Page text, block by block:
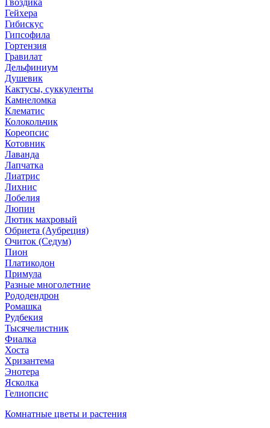
Гейхера
Гибискус
Гипсофила
Гортензия
Гравилат
Дельфиниум
Душевик
Кактусы, суккуленты
Камнеломка
Клематис
Колокольчик
Кореопсис
Котовник
Лаванда
Лапчатка
Лиатрис
Лихнис
Лобелия
Люпин
Лютик махровый
Обриета (Аубреция)
Очиток (Седум)
Пион
Платикодон
Примула
Разные многолетние
Рододендрон
Ромашка
Рудбекия
Тысячелистник
Фиалка
Хоста
Хризантема
Энотера
Ясколка
Гелиопсис
Комнатные цветы и растения